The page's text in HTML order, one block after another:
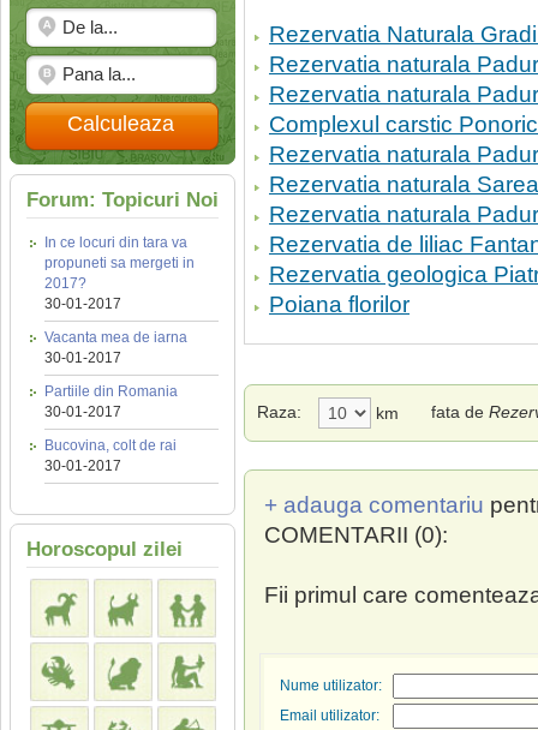
Calculeaza
Forum: Topicuri Noi
In ce locuri din tara va
propuneti sa mergeti in
2017?
30-01-2017
Vacanta mea de iarna
30-01-2017
Partiile din Romania
30-01-2017
Bucovina, colt de rai
30-01-2017
Horoscopul zilei
Rezervatia Naturala
Rezervatia naturala
Rezervatia naturala
Complexul carstic
Rezervatia naturala
Rezervatia naturala
Rezervatia naturala
Rezervatia de liliac
Rezervatia geologica
Poiana florilor
Raza: km fata de
+ adauga comentariu
COMENTARII (0):
Fii primul care
Nume utilizator:
Email utilizator: